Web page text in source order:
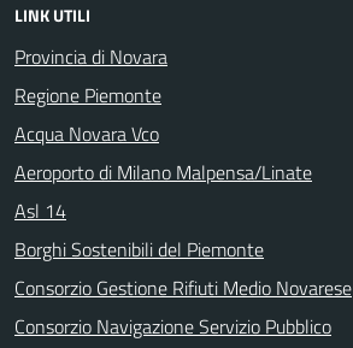
LINK UTILI
Provincia di Novara
Regione Piemonte
Acqua Novara Vco
Aeroporto di Milano Malpensa/Linate
Asl 14
Borghi Sostenibili del Piemonte
Consorzio Gestione Rifiuti Medio Novarese
Consorzio Navigazione Servizio Pubblico